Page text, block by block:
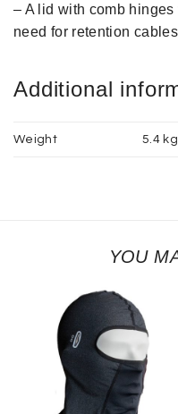
– A lid with comb
need for retention cables
Additional
Weight 5.4 kg
YOU